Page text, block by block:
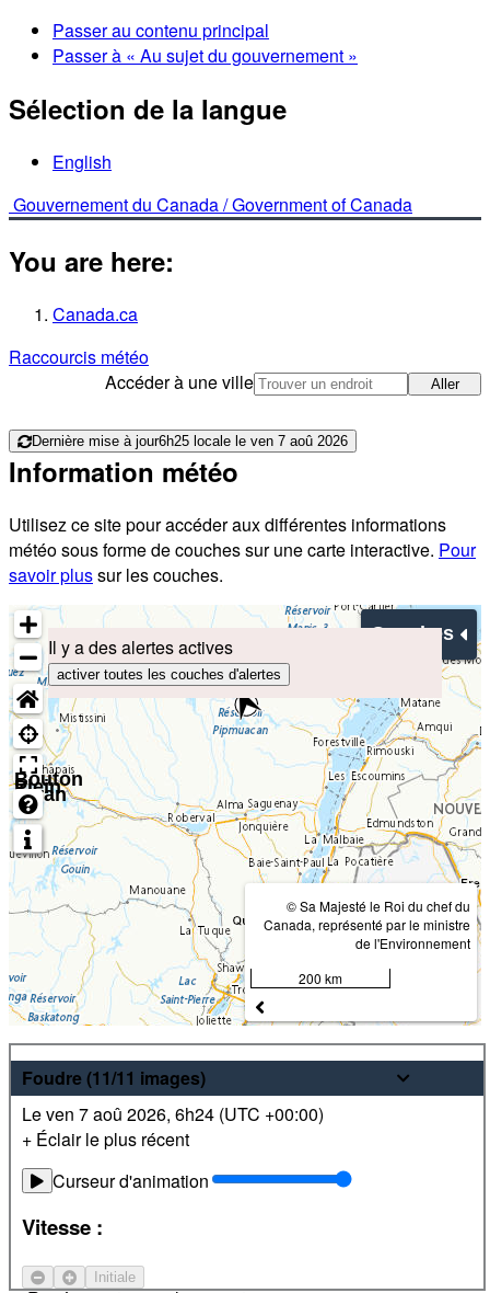
Passer au contenu principal
Passer à « Au sujet du gouvernement »
Sélection de la langue
English
Gouvernement du Canada /Government of Canada
You are here:
Canada.ca
Raccourcis météo
Accéder à une ville
Aller
Dernière mise à jour6h25 locale le ven 7 aoû 2026
Information météo
Utilisez ce site pour accéder aux différentes informations
météo sous forme de couches sur une carte interactive. Pour
savoir plussur les couches.
Il y a des alertes actives
activer toutes les couches d'alertes
Foudre(11/11 images)
Le ven 7 aoû 2026, 6h24 (UTC +00:00)
+ Éclair le plus récent
Curseur d'animation
Vitesse :
Initiale
Couches
Bouton
Plein
écran
© Sa Majesté le Roi du chef du
Canada, représenté par le ministre
de l'Environnement
200 km
Météo
Prévisions pour les 24 prochaines heures et sur 7 jours les
plus récentes pour des endroits partout au Canada. De plus,
visualisez des images radar et satellite locales.